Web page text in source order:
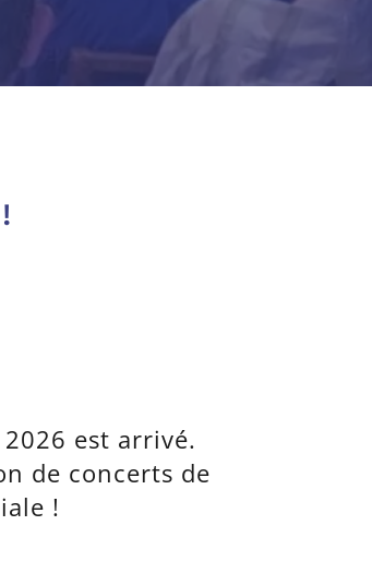
est arrivé.
de concerts de
!